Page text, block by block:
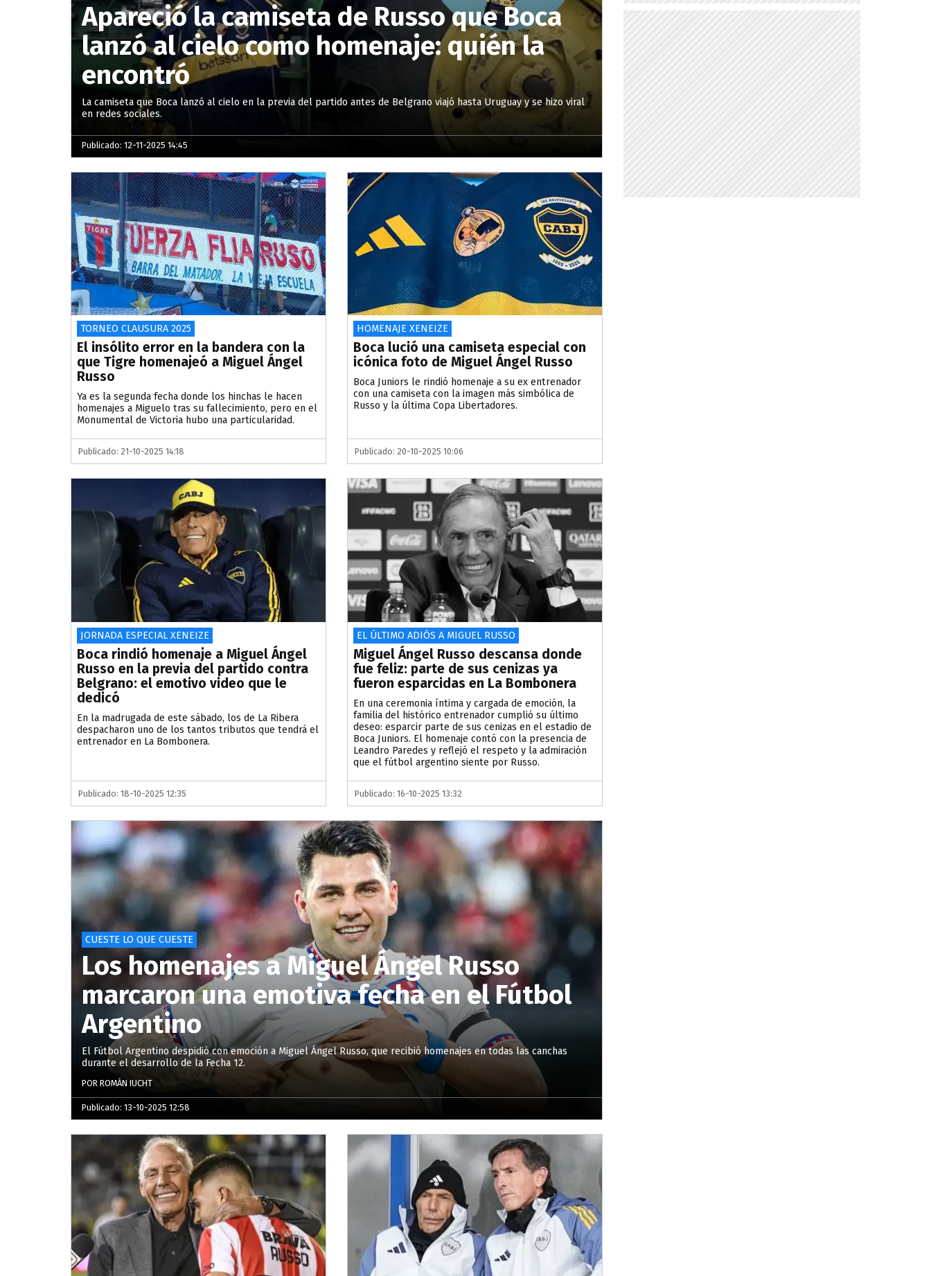
Apareció la camiseta de Russo que Boca
lanzó al cielo como homenaje: quién la
encontró
La camiseta que Boca lanzó al cielo en la previa del partido antes de Belgrano viajó hasta Uruguay y se hizo viral
en redes sociales.
Publicado: 12-11-2025 14:45
TORNEO CLAUSURA 2025
El insólito error en la bandera con la
que Tigre homenajeó a Miguel Ángel
Russo
Ya es la segunda fecha donde los hinchas le hacen
homenajes a Miguelo tras su fallecimiento, pero en el
Monumental de Victoria hubo una particularidad.
Publicado: 21-10-2025 14:18
HOMENAJE XENEIZE
Boca lució una camiseta especial con
icónica foto de Miguel Ángel Russo
Boca Juniors le rindió homenaje a su ex entrenador
con una camiseta con la imagen más simbólica de
Russo y la última Copa Libertadores.
Publicado: 20-10-2025 10:06
JORNADA ESPECIAL XENEIZE
Boca rindió homenaje a Miguel Ángel
Russo en la previa del partido contra
Belgrano: el emotivo video que le
dedicó
En la madrugada de este sábado, los de La Ribera
despacharon uno de los tantos tributos que tendrá el
entrenador en La Bombonera.
Publicado: 18-10-2025 12:35
EL ÚLTIMO ADIÓS A MIGUEL RUSSO
Miguel Ángel Russo descansa donde
fue feliz: parte de sus cenizas ya
fueron esparcidas en La Bombonera
En una ceremonia íntima y cargada de emoción, la
familia del histórico entrenador cumplió su último
deseo: esparcir parte de sus cenizas en el estadio de
Boca Juniors. El homenaje contó con la presencia de
Leandro Paredes y reflejó el respeto y la admiración
que el fútbol argentino siente por Russo.
Publicado: 16-10-2025 13:32
CUESTE LO QUE CUESTE
Los homenajes a Miguel Ángel Russo
marcaron una emotiva fecha en el Fútbol
Argentino
El Fútbol Argentino despidió con emoción a Miguel Ángel Russo, que recibió homenajes en todas las canchas
durante el desarrollo de la Fecha 12.
POR ROMÁN IUCHT
Publicado: 13-10-2025 12:58